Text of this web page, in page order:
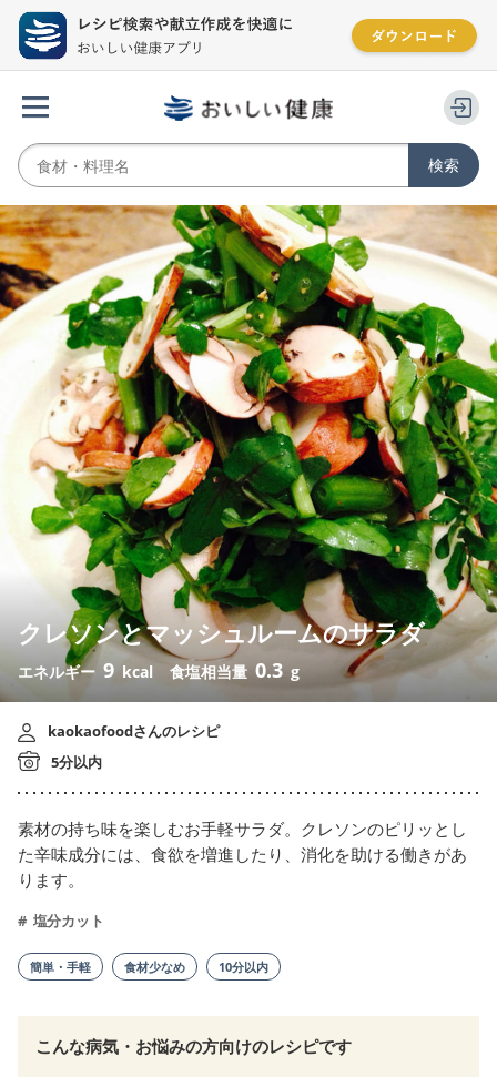
クレソンとマッシュルームのサラダ
エネルギー 9 kcal 食塩相当量 0.3 g
kaokaofoodさんのレシピ
5分以内
素材の持ち味を楽しむお手軽サラダ。クレソンのピリッとし
た辛味成分には、食欲を増進したり、消化を助ける働きがあ
ります。
塩分カット
簡単・手軽 食材少なめ 10分以内
こんな病気・お悩みの方向けのレシピです